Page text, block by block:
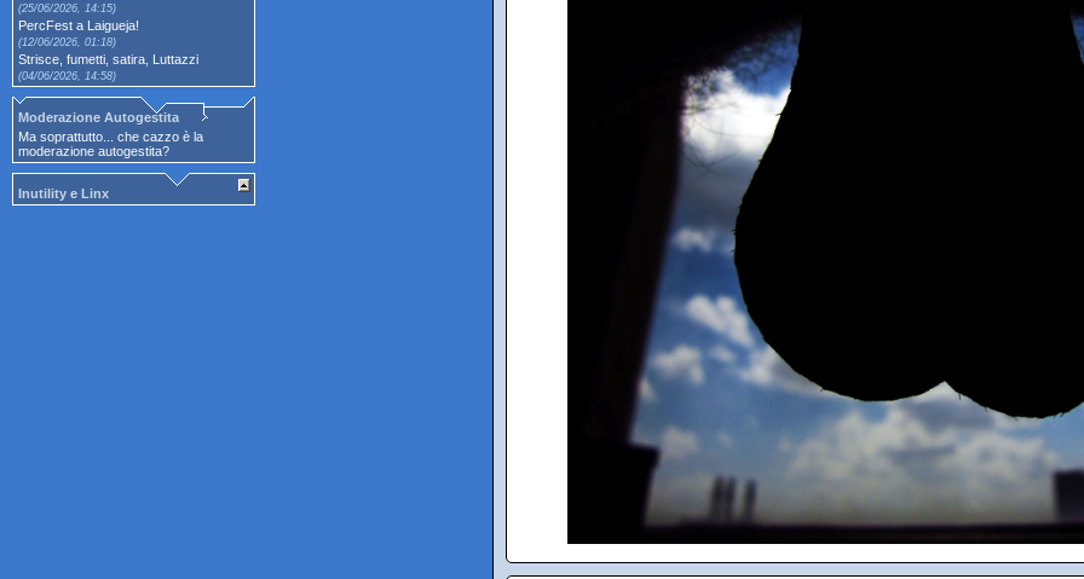
(25/06/2026, 14:15)
PercFest a Laigueja!
(12/06/2026, 01:18)
Strisce, fumetti, satira, Luttazzi
(04/06/2026, 14:58)
Moderazione Autogestita
Ma soprattutto... che cazzo è la
moderazione autogestita?
Inutility e Linx